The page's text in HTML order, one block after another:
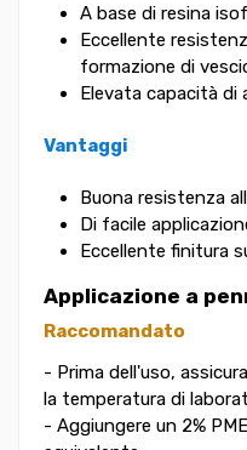
A base di resina
Eccellente
formazione di
Elevata capacità di
Vantaggi
Buona resistenza
Di facile
Eccellente finitura
Applicazione a
Raccomandato
- Prima dell'uso,
la temperatura di
- Aggiungere un 2%